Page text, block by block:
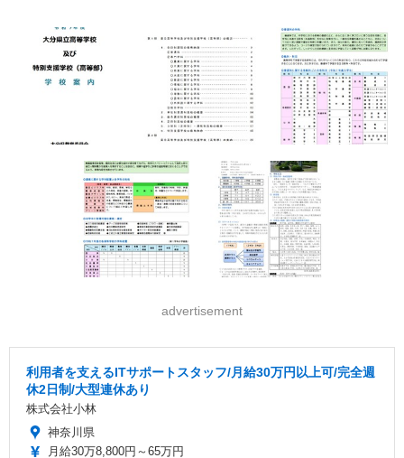
advertisement
利用者を支えるITサポートスタッフ/月給30万円以上可/完全週
休2日制/大型連休あり
株式会社小林
神奈川県
月給30万8,800円～65万円